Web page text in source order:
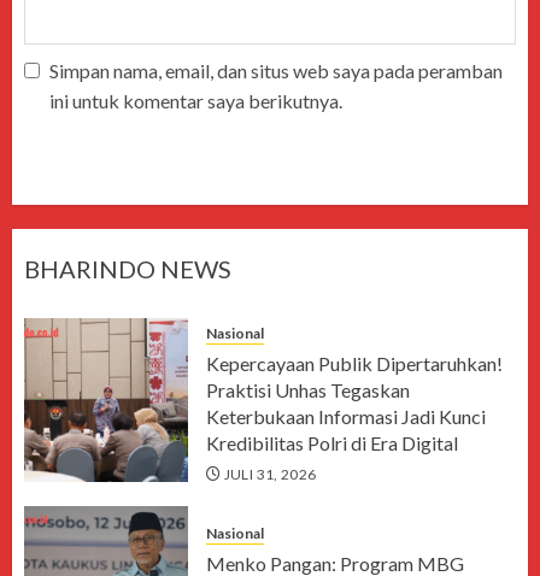
Simpan nama, email, dan situs web saya pada peramban
ini untuk komentar saya berikutnya.
BHARINDO NEWS
Nasional
Kepercayaan Publik Dipertaruhkan!
Praktisi Unhas Tegaskan
Keterbukaan Informasi Jadi Kunci
Kredibilitas Polri di Era Digital
JULI 31, 2026
Nasional
Menko Pangan: Program MBG